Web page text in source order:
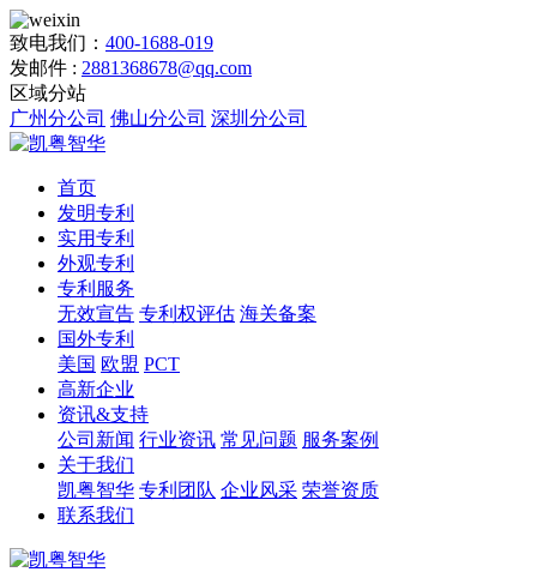
致电我们： 400-1688-019
发邮件 : 2881368678@qq.com
区域分站
广州分公司 佛山分公司 深圳分公司
首页
发明专利
实用专利
外观专利
专利服务
无效宣告 专利权评估 海关备案
国外专利
美国 欧盟 PCT
高新企业
资讯&支持
公司新闻 行业资讯 常见问题 服务案例
关于我们
凯粤智华 专利团队 企业风采 荣誉资质
联系我们